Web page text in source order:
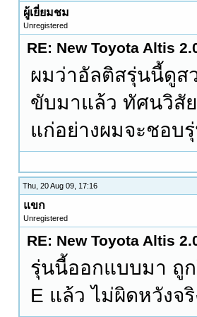
ผู้เยี่ยมชม
Unregistered
RE: New Toyota Altis
ผมว่าอัลติสรุ่นนี้ดูส
ขับมาแล้ว ทัศนวิสั
แก่อย่างผมจะชอบ
Thu, 20 Aug 09, 17:16
แขก
Unregistered
RE: New Toyota Altis
รุ่นนี้ออกแบบมา ถู
E แล้ว ไม่ผิดหวังจริ